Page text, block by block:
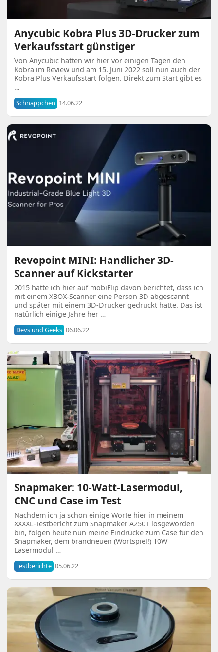
Anycubic Kobra Plus 3D-Drucker zum
Verkaufsstart günstiger
Von Anycubic hatten wir hier vor einigen Tagen den
Kobra im Review und am 15. Juni 2022 soll nun auch der
Kobra Plus Verkaufsstart folgen. Direkt zum Start gibt es
…
Schnäppchen 14.06.22
Revopoint MINI: Handlicher 3D-
Scanner auf Kickstarter
2015 hatte ich hier auf mobiFlip davon berichtet, dass ich
mit einem XBOX-Scanner eine Person 3D abgescannt
und später mit einem 3D-Drucker gedruckt hatte. Das ist
natürlich einige Jahre her …
Devs und Geeks 06.06.22
Snapmaker: 10-Watt-Lasermodul,
CNC und Case im Test
Nachdem ich ja schon einige Worte hier in meinem
XXXXL-Testbericht zum Snapmaker A250T losgeworden
bin, folgen heute nun meine Eindrücke zum Case für den
Snapmaker, dem brandneuen (Wortspiel!) 10W
Lasermodul …
Testberichte 05.06.22